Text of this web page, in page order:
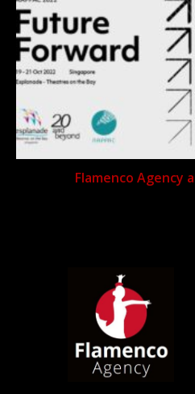
Flamenco Agency